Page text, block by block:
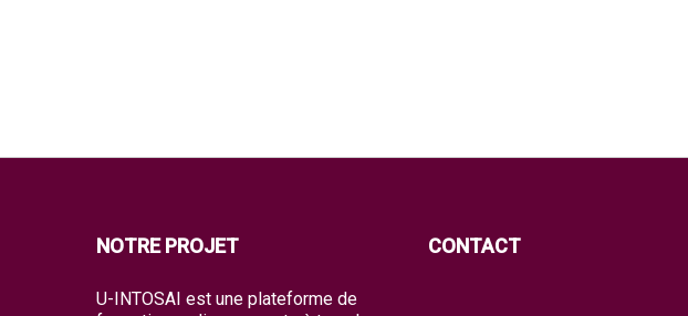
NOTRE PROJET
U-INTOSAI est une plateforme de
CONTACT